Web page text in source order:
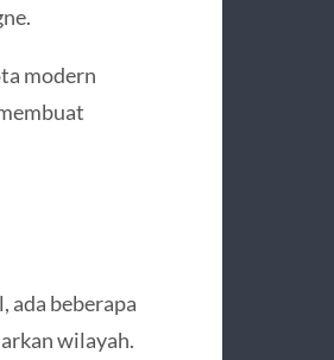
modern
ada beberapa
wilayah.